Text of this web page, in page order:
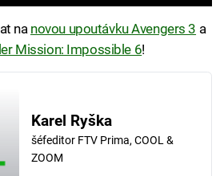
nanovou upoutávku Avengers 3 a
Mission: Impossible 6!
Karel Ryška
šéfeditor FTV Prima, COOL &
ZOOM